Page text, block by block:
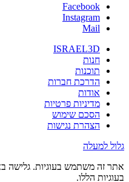
Facebook
Instagram
Mail
ISRAEL3D
חנות
תוכנות
הדרכת חברות
אודות
מדיניות פרטיות
הסכם שימוש
הצהרת נגישות
גלול למעלה
אתר זה משתמש בעוגיות. גלישה
בעוגיות הללו.